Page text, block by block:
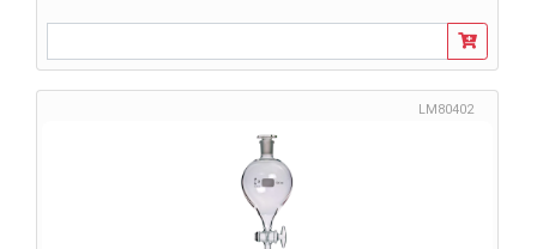
LM80402